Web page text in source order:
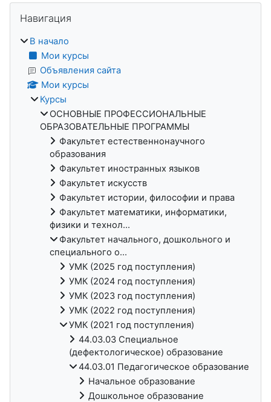
Блоки
Навигация
В начало
Мои курсы
Объявления сайта
Мои курсы
Курсы
ОСНОВНЫЕ ПРОФЕССИОНАЛЬНЫЕ
ОБРАЗОВАТЕЛЬНЫЕ ПРОГРАММЫ
Факультет естественнонаучного
образования
Факультет иностранных языков
Факультет искусств
Факультет истории, философии и права
Факультет математики, информатики,
физики и технол...
Факультет начального, дошкольного и
специального о...
УМК (2025 год поступления)
УМК (2024 год поступления)
УМК (2023 год поступления)
УМК (2022 год поступления)
УМК (2021 год поступления)
44.03.03 Специальное
(дефектологическое) образование
44.03.01 Педагогическое образование
Начальное образование
Дошкольное образование